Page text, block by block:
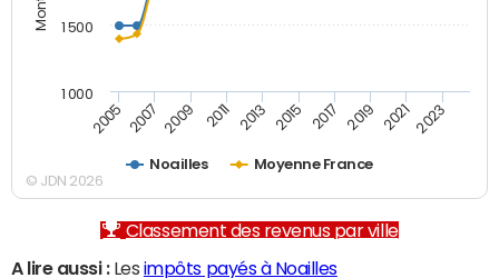
Noailles Moyenne France
2005 2007 2009 2011 2013 2015 2017 2019 2021 2023
1 000
1 500
© JDN 2026
Classement des revenus par ville
A lire aussi :Les impôts payés à Noailles